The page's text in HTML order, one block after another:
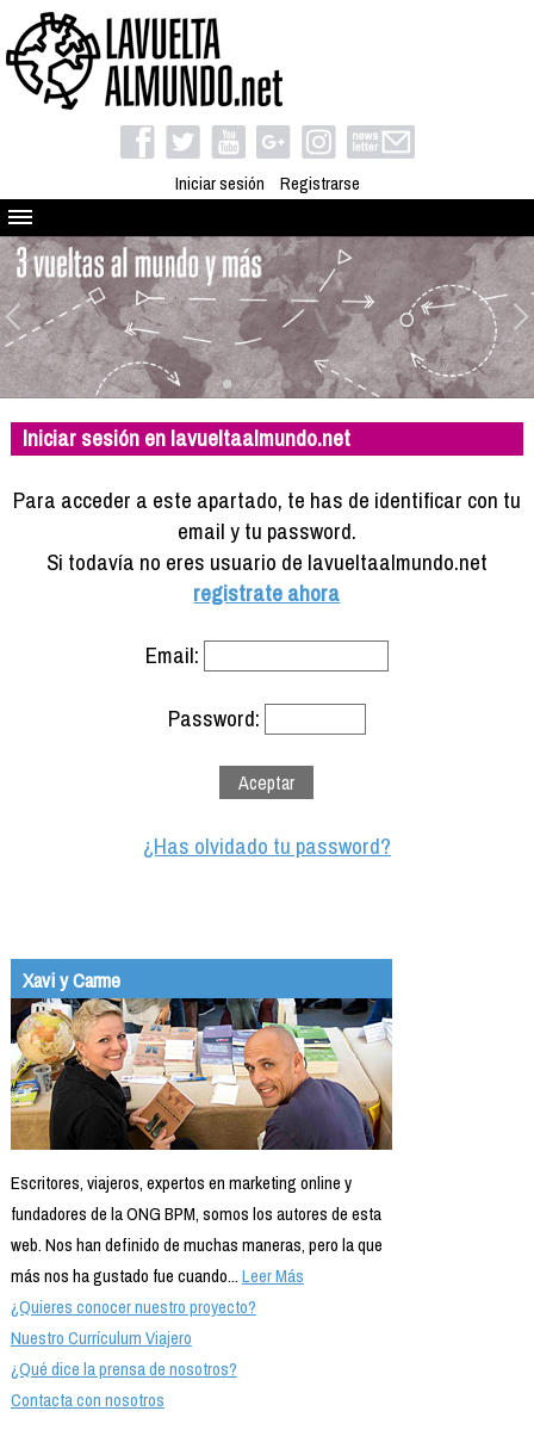
Iniciar sesión Registrarse
Quienes somos
El proyecto
Blog
Viaja con nosotros
Camino solidario
Libros
Compañeros de viaje
Info viajeros
Iniciar sesión en lavueltaalmundo.net
Para acceder a este apartado, te has de identificar con tu
email y tu password.
Si todavía no eres usuario de lavueltaalmundo.net
registrate ahora
Email:
Password:
¿Has olvidado tu password?
Xavi y Carme
Escritores, viajeros, expertos en marketing online y
fundadores de la ONG BPM, somos los autores de esta
web. Nos han definido de muchas maneras, pero la que
más nos ha gustado fue cuando...Leer Más
¿Quieres conocer nuestro proyecto?
Nuestro Currículum Viajero
¿Qué dice la prensa de nosotros?
Contacta con nosotros